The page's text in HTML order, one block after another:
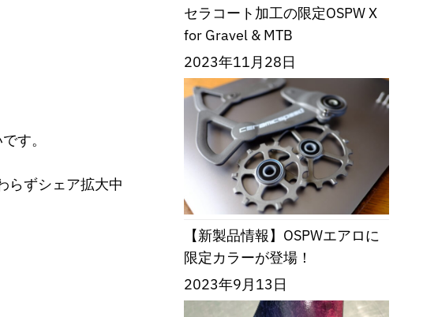
す。
らずシェア拡大中
セラコート加工の限定OSPW X
for Gravel & MTB
2023年11月28日
【新製品情報】OSPWエアロに
限定カラーが登場！
2023年9月13日